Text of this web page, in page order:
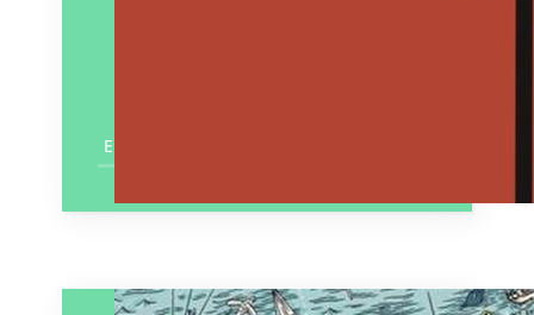
En savoir plus